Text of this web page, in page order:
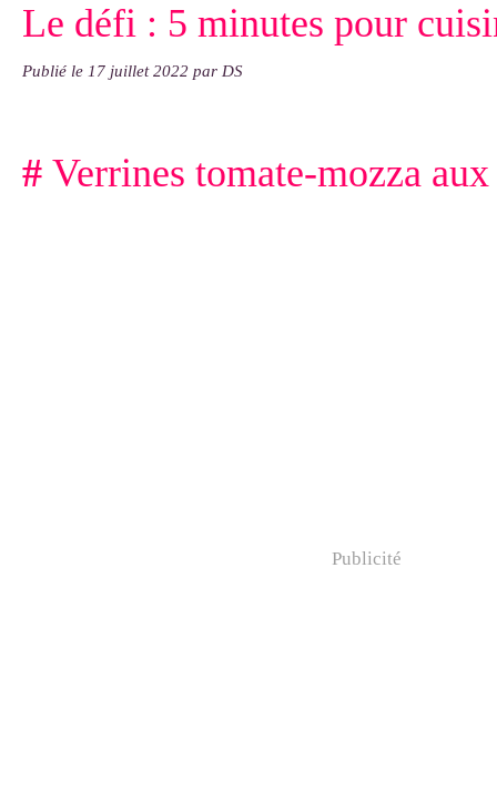
exemple : "Bonnet cloche From Annie", "Veste Rue
Le défi : 5 minutes pour
Publié le 17 juillet 2022 par DS
# Verrines tomate-mozza
Publicité